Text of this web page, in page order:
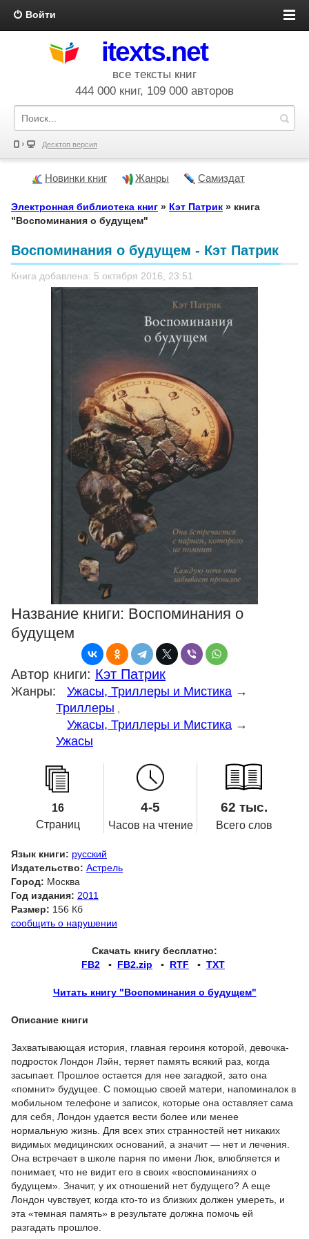
Войти
itexts.net
все тексты книг
444 000 книг, 109 000 авторов
Десктоп версия
Новинки книг Жанры Самиздат
Электронная библиотека книг » Кэт Патрик » книга
"Воспоминания о будущем"
Воспоминания о будущем - Кэт Патрик
Книга добавлена: 5 октября 2016, 23:51
Название книги: Воспоминания о
будущем
Автор книги: Кэт Патрик
Жанры: Ужасы, Триллеры и Мистика →
Триллеры
Ужасы, Триллеры и Мистика →
Ужасы
16
Страниц
4-5
Часов на чтение
62 тыс.
Всего слов
Язык книги: русский
Издательство: Астрель
Город: Москва
Год издания: 2011
Размер: 156 Кб
сообщить о нарушении
Скачать книгу бесплатно:
FB2 ▪ FB2.zip ▪ RTF ▪ TXT
Читать книгу "Воспоминания о будущем"
Описание книги
Захватывающая история, главная героиня которой, девочка-
подросток Лондон Лэйн, теряет память всякий раз, когда
засыпает. Прошлое остается для нее загадкой, зато она
«помнит» будущее. С помощью своей матери, напоминалок в
мобильном телефоне и записок, которые она оставляет сама
для себя, Лондон удается вести более или менее
нормальную жизнь. Для всех этих странностей нет никаких
видимых медицинских оснований, а значит — нет и лечения.
Она встречает в школе парня по имени Люк, влюбляется и
понимает, что не видит его в своих «воспоминаниях о
будущем». Значит, у их отношений нет будущего? А еще
Лондон чувствует, когда кто-то из близких должен умереть, и
эта «темная память» в результате должна помочь ей
разгадать прошлое.